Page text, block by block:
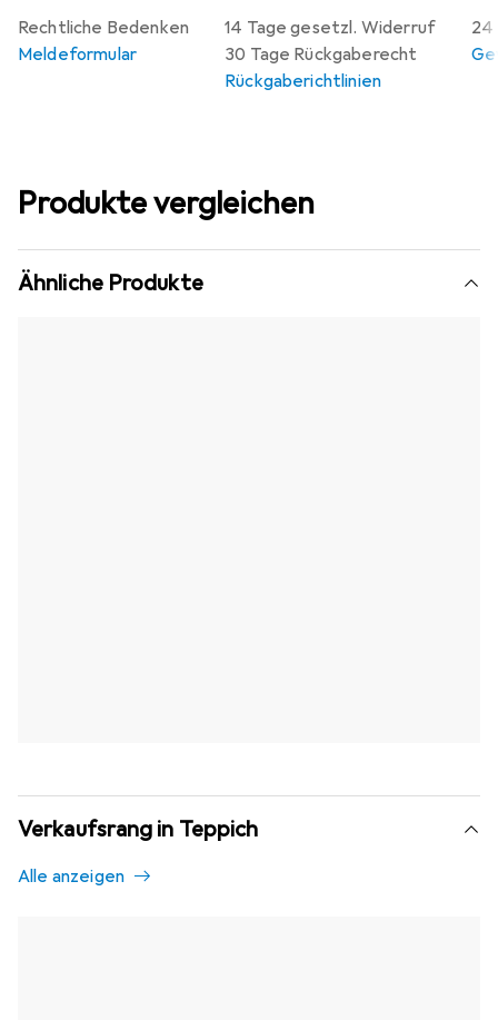
14 Tage gesetzl. Widerruf
30 Tage Rückgaberecht
Rückgaberichtlinien
24
Rechtliche Bedenken
Meldeformular
Produkte vergleichen
Ähnliche Produkte
Verkaufsrang in Teppich
Alle anzeigen